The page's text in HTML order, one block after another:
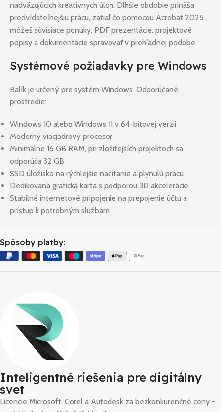
nadväzujúcich kreatívnych úloh. Dlhšie obdobie prináša
predvídateľnejšiu prácu, zatiaľ čo pomocou Acrobat 2025
môžeš súvisiace ponuky, PDF prezentácie, projektové
popisy a dokumentácie spravovať v prehľadnej podobe.
Systémové požiadavky pre Windows
Balík je určený pre systém Windows. Odporúčané
prostredie:
Windows 10 alebo Windows 11 v 64-bitovej verzii
Moderný viacjadrový procesor
Minimálne 16 GB RAM, pri zložitejších projektoch sa
odporúča 32 GB
SSD úložisko na rýchlejšie načítanie a plynulú prácu
Dedikovaná grafická karta s podporou 3D akcelerácie
Stabilné internetové pripojenie na prepojenie účtu a
prístup k potrebným službám
Spôsoby platby:
Inteligentné riešenia pre digitálny
svet
Licencie Microsoft, Corel a Autodesk za bezkonkurenčné ceny -